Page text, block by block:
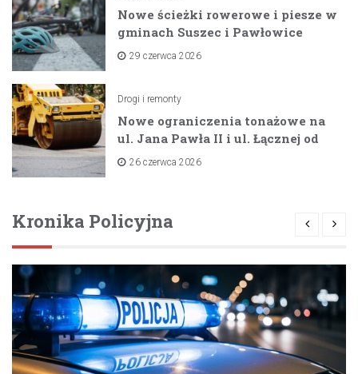
Nowe ścieżki rowerowe i piesze w
gminach Suszec i Pawłowice
dzięki unijnemu wsparciu
29 czerwca 2026
Drogi i remonty
Nowe ograniczenia tonażowe na
ul. Jana Pawła II i ul. Łącznej od
lipca 2026 roku
26 czerwca 2026
Kronika Policyjna